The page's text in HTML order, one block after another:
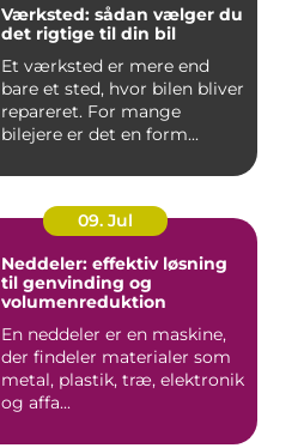
Værksted: sådan vælger du
det rigtige til din bil
Et værksted er mere end
bare et sted, hvor bilen bliver
repareret. For mange
bilejere er det en form...
09. Jul
Neddeler: effektiv løsning
til genvinding og
volumenreduktion
En neddeler er en maskine,
der findeler materialer som
metal, plastik, træ, elektronik
og affa...